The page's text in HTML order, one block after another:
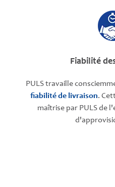
Fiabilité
PULS travaille
fiabilité de livraison.
maîtrise par PULS de